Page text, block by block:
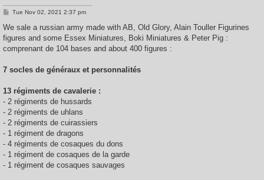
P
s
Tue Nov 02, 2021 2:37 pm
We sale a russian army made with AB, Old Glory, Alain Touller Figurines
figures and some Essex Miniatures, Boki Miniatures & Peter Pig :
comprenant de 104 bases and about 400 figures :
7 socles de généraux et personnalités
13 régiments de cavalerie :
- 2 régiments de hussards
- 2 régiments de uhlans
- 2 régiments de cuirassiers
- 1 régiment de dragons
- 4 régiments de cosaques du dons
- 1 régiment de cosaques de la garde
- 1 régiment de cosaques sauvages